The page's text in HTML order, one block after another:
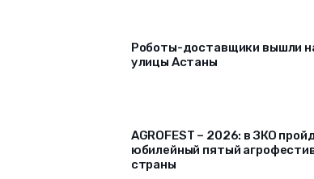
Роботы-доставщики вышли
улицы Астаны
AGROFEST – 2026: в ЗКО
юбилейный пятый
страны